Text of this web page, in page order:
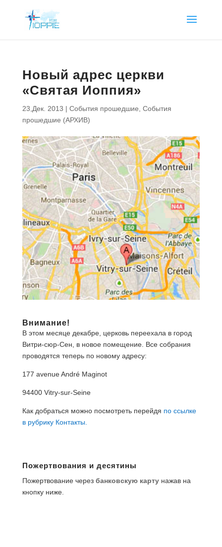
Новый адрес церкви
«Святая Иоппия»
23,Дек. 2013 | События прошедшие События
прошедшие (АРХИВ)
Внимание!
В этом месяце декабре, церковь переехала в город
Витри-сюр-Сен, в новое помещение. Все собрания
проводятся теперь по новому адресу:
177 avenue André Maginot
94400 Vitry-sur-Seine
Как добраться можно посмотреть перейдя по ссылке
в рубрику Контакты.
Пожертвования и десятины
Пожертвование через банковскую картунажав на
кнопку ниже.